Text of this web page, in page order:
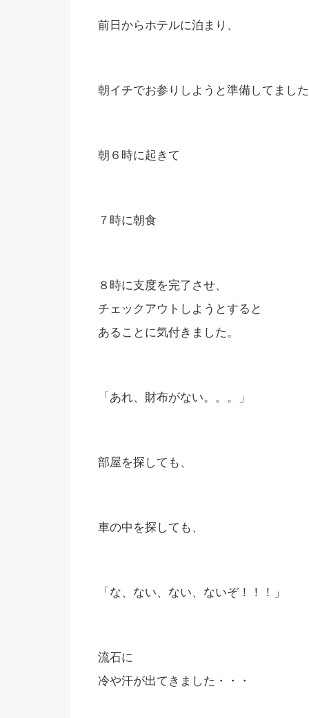
前日からホテルに泊まり、
朝イチでお参りしようと準備してまし
朝６時に起きて
７時に朝食
８時に支度を完了させ、
チェックアウトしようとすると
あることに気付きました。
「あれ、財布がない。。。」
部屋を探しても、
車の中を探しても、
「な、ない、ない、ないぞ！！！」
流石に
冷や汗が出てきました・・・